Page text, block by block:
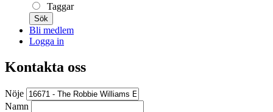
Taggar
Sök
Bli medlem
Logga in
Kontakta oss
Nöje
Namn